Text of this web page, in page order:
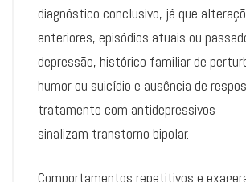
diagnóstico conclusivo, já que
anteriores, episódios atuais ou
depressão, histórico familiar de
humor ou suicídio e ausência de
tratamento com antidepressivos
sinalizam transtorno bipolar.
Comportamentos repetitivos e